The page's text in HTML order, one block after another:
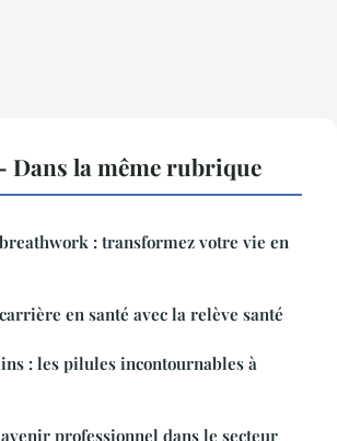
la même rubrique
: transformez votre vie en
en santé avec la relève santé
: les pilules incontournables à
professionnel dans le secteur